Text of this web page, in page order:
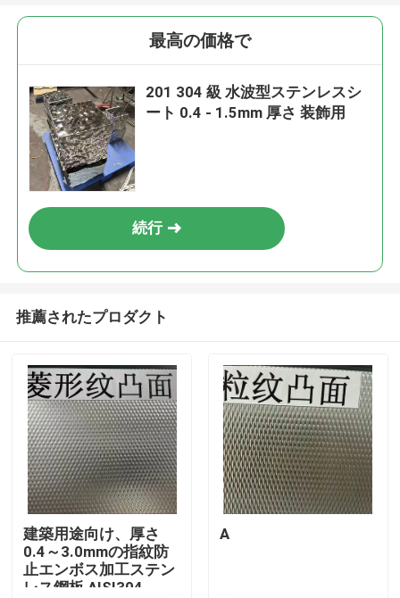
最高の価格で
201 304 級 水波型ステンレスシ
ート 0.4 - 1.5mm 厚さ 装飾用
続行
推薦されたプロダクト
建築用途向け、厚さ
0.4～3.0mmの指紋防
止エンボス加工ステン
レス鋼板 AISI304
A